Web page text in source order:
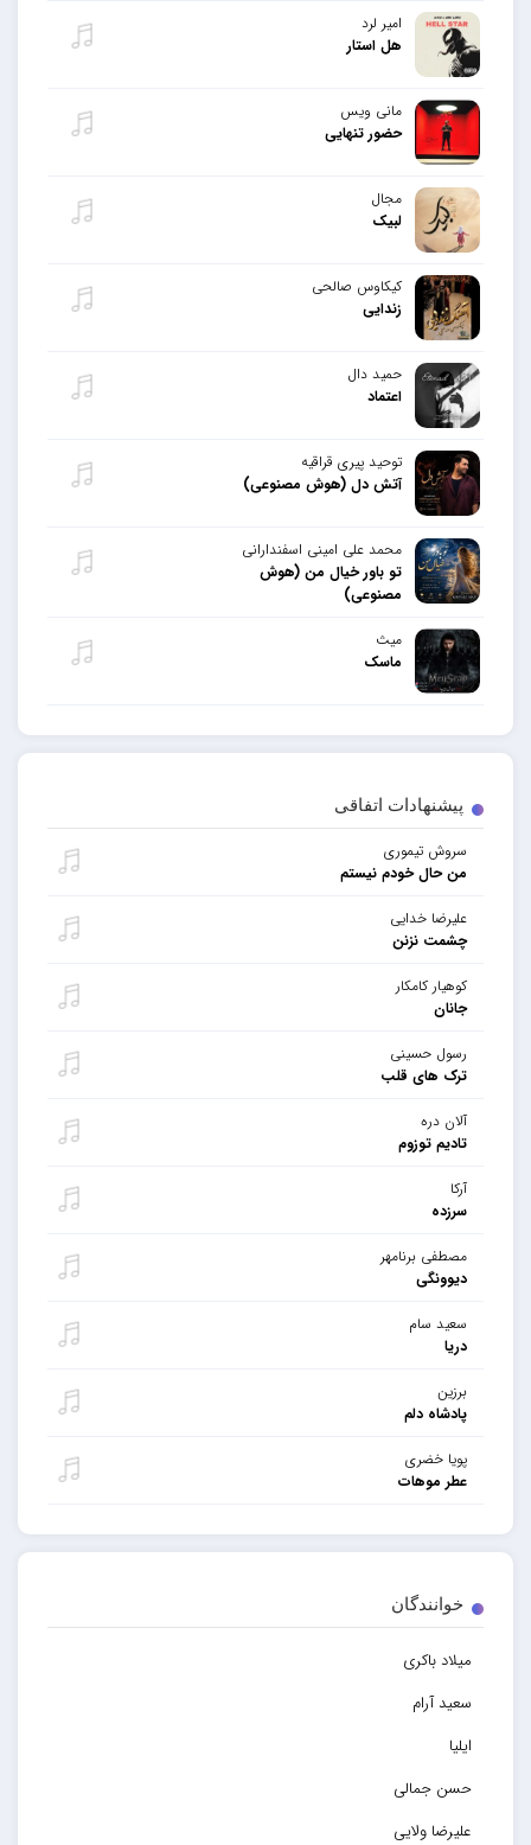
پیشنهادات اتفاقی
سروش تیموری
من حال خودم نیستم
علیرضا خدایی
چشمت نزنن
کوهیار کامکار
جانان
رسول حسینی
ترک های قلب
آلان دره
تادیم توزوم
آرکا
سرزده
مصطفی برنامهر
دیوونگی
سعید سام
دریا
برزین
پادشاه دلم
پویا خضری
عطر موهات
خوانندگان
میلاد باکری
سعید آرام
ایلیا
حسن جمالی
علیرضا ولایی
امیر لرد
هل استار
مانی ویس
حضور تنهایی
مجال
لبیک
کیکاوس صالحی
زندایی
حمید دال
اعتماد
توحید پیری قراقیه
آتش دل (هوش مصنوعی)
محمد علی امینی اسفندارانی
تو باور خیال من (هوش
مصنوعی)
میث
ماسک